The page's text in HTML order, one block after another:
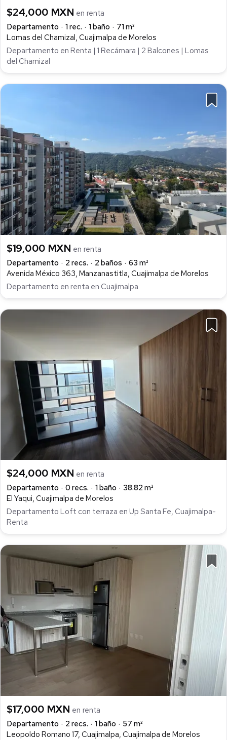
$24,000 MXN en renta
Departamento
1 rec. 1 baño
71 m²
Lomas del Chamizal, Cuajimalpa de Morelos
Departamento en Renta | 1 Recámara | 2 Balcones | Lomas
del Chamizal
$19,000 MXN en renta
Departamento
2 recs. 2 baños
63 m²
Avenida México 363, Manzanastitla, Cuajimalpa de Morelos
Departamento en renta en Cuajimalpa
$24,000 MXN en renta
Departamento
0 recs. 1 baño
38.82 m²
El Yaqui, Cuajimalpa de Morelos
Departamento Loft con terraza en Up Santa Fe, Cuajimalpa-
Renta
$17,000 MXN en renta
Departamento
2 recs. 1 baño
57 m²
Leopoldo Romano 17, Cuajimalpa, Cuajimalpa de Morelos